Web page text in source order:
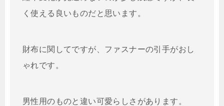
く使える良いものだと思います。
財布に関してですが、ファスナーの引手がおし
ゃれです。
男性用のものと違い可愛らしさがあります。